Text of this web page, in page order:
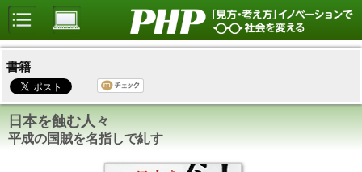
書籍
日本を蝕む人々
平成の国賊を名指しで糺す